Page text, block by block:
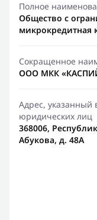
Полное
Общество с
Сокращенное
ООО МКК
Адрес, указанный
юридических лиц
368006,
Абукова, д. 48А